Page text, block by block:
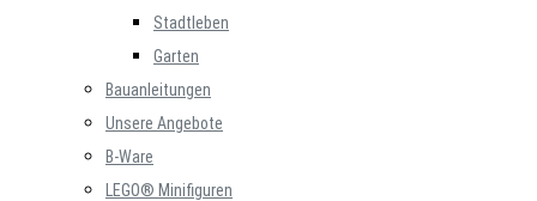
Stadtleben
Garten
Bauanleitungen
Unsere Angebote
B-Ware
LEGO® Minifiguren